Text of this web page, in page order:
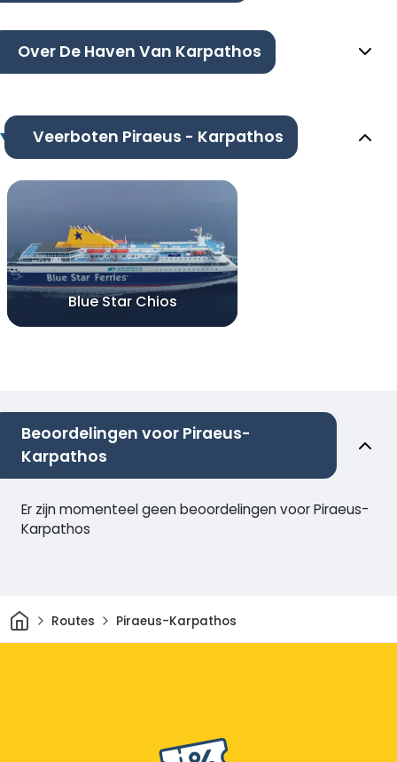
Over De Haven Van Karpathos
Veerboten Piraeus - Karpathos
Blue Star Chios
Beoordelingen voor Piraeus-
Karpathos
Er zijn momenteel geen beoordelingen voor Piraeus-
Karpathos
ThuisRoutes Piraeus-Karpathos